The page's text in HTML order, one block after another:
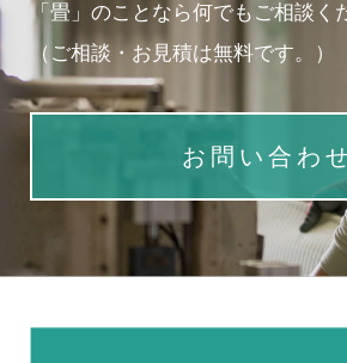
「畳」のことなら何でもご相談く
（ご相談・お見積は無料です。）
お問い合わせ